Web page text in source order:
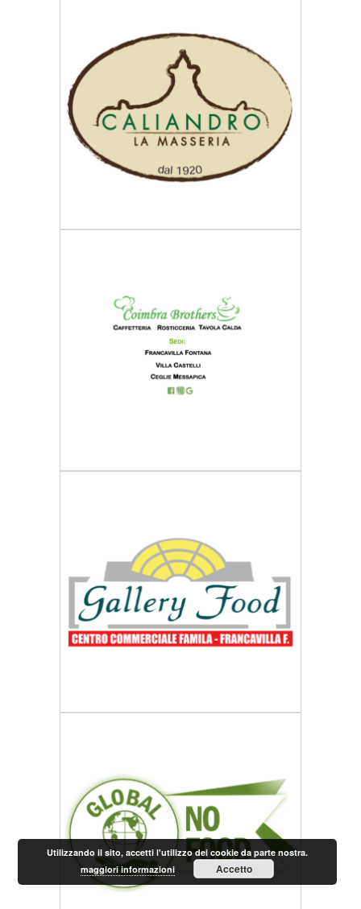
Utilizzando il sito, accetti l'utilizzo dei cookie da parte nostra.
maggiori informazioni
Accetto